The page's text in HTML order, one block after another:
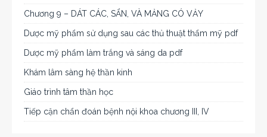
Chương 9 – DÁT CÁC, SẨN, VÀ MẢNG CÓ VẢY
Dược mỹ phẩm sử dụng sau các thủ thuật thẩm mỹ pdf
Dược mỹ phẩm làm trắng và sáng da pdf
Khám lâm sàng hệ thần kinh
Giáo trình tâm thần học
Tiếp cận chẩn đoán bệnh nội khoa chương III, IV